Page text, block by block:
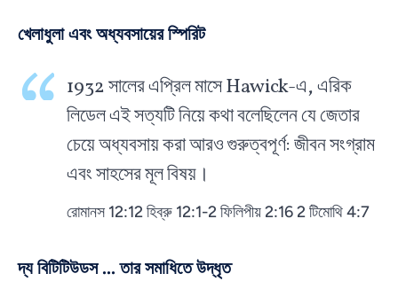
খেলাধুলা এবং অধ্যবসায়ের স্পিরিট
1932 সালের এপ্রিল মাসে Hawick-এ, এরিক
লিডেল এই সত্যটি নিয়ে কথা বলেছিলেন যে জেতার
চেয়ে অধ্যবসায় করা আরও গুরুত্বপূর্ণ: জীবন সংগ্রাম
এবং সাহসের মূল বিষয়।
রোমানস 12:12 হিব্রু 12:1-2 ফিলিপীয় 2:16 2 টিমোথি 4:7
দ্য বিটিটিউডস ... তার সমাধিতে উদ্ধৃত